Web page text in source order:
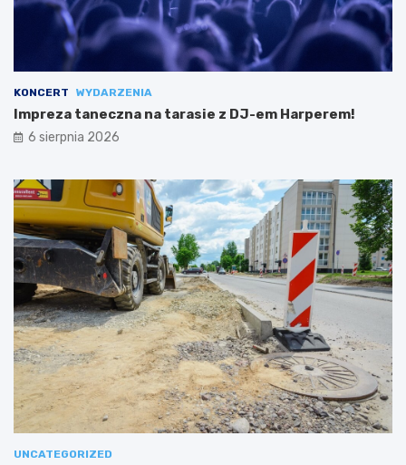
KONCERT WYDARZENIA
Impreza taneczna na tarasie z DJ-em Harperem!
6 sierpnia 2026
UNCATEGORIZED